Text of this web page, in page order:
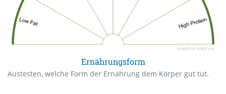
Ernährungsform
Austesten, welche Form der Ernährung dem Körper gut tut.